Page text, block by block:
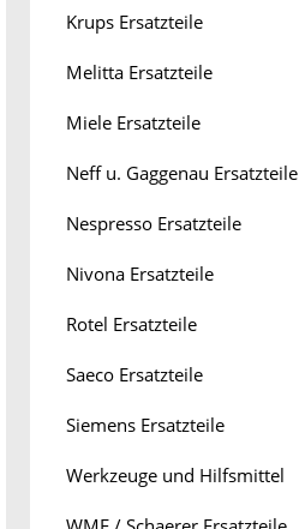
Krups Ersatzteile
Melitta Ersatzteile
Miele Ersatzteile
Neff u. Gaggenau Ersatzteile
Nespresso Ersatzteile
Nivona Ersatzteile
Rotel Ersatzteile
Saeco Ersatzteile
Siemens Ersatzteile
Werkzeuge und Hilfsmittel